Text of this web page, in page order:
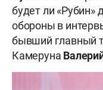
будет ли «Рубин»
обороны в
бывший главный
Камеруна